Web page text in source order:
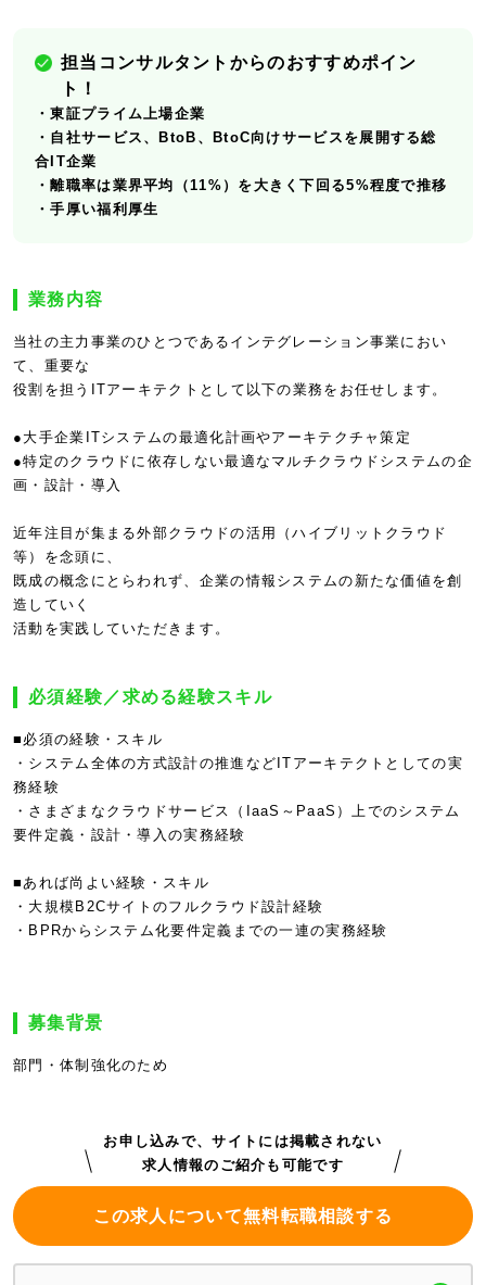
担当コンサルタントからのおすすめポイン
ト！
・東証プライム上場企業
・自社サービス、BtoB、BtoC向けサービスを展開する総
合IT企業
・離職率は業界平均（11%）を大きく下回る5%程度で推移
・手厚い福利厚生
業務内容
当社の主力事業のひとつであるインテグレーション事業におい
て、重要な
役割を担うITアーキテクトとして以下の業務をお任せします。
●大手企業ITシステムの最適化計画やアーキテクチャ策定
●特定のクラウドに依存しない最適なマルチクラウドシステムの企
画・設計・導入
近年注目が集まる外部クラウドの活用（ハイブリットクラウド
等）を念頭に、
既成の概念にとらわれず、企業の情報システムの新たな価値を創
造していく
活動を実践していただきます。
必須経験／求める経験スキル
■必須の経験・スキル
・システム全体の方式設計の推進などITアーキテクトとしての実
務経験
・さまざまなクラウドサービス（IaaS～PaaS）上でのシステム
要件定義・設計・導入の実務経験
■あれば尚よい経験・スキル
・大規模B2Cサイトのフルクラウド設計経験
・BPRからシステム化要件定義までの一連の実務経験
募集背景
部門・体制強化のため
お申し込みで、サイトには掲載されない
求人情報のご紹介も可能です
この求人について無料転職相談する